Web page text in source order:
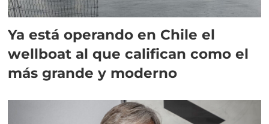
Ya está operando en Chile el
wellboat al que califican como el
más grande y moderno